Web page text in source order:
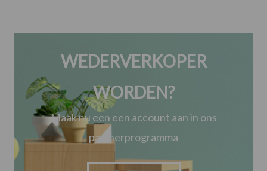
WEDERVERKOPER
WORDEN?
Maak nu een een account aan in ons
partnerprogramma